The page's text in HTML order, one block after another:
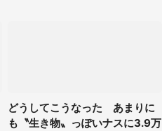
どうしてこうなった あまりに
も〝生き物〟っぽいナスに3.9万